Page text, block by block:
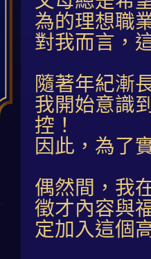
為的理想職
對我而言，
隨著年紀漸
我開始意識
控！
因此，為了
偶然間，我
徵才內容與
定加入這個